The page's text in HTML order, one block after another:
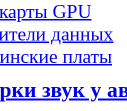
GPU
данных
платы
звук у